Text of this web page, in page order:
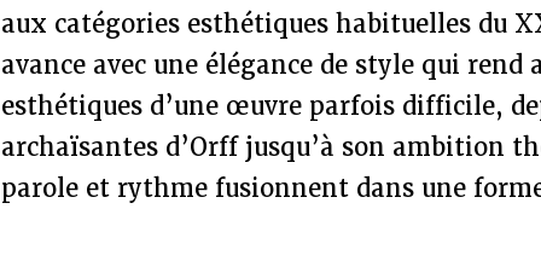
aux catégories esthétiques habituelles du
avance avec une élégance de style qui rend
esthétiques d’une œuvre parfois difficile,
archaïsantes d’Orff jusqu’à son ambition
parole et rythme fusionnent dans une